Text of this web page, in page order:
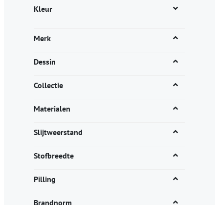
Kleur
Merk
Dessin
Collectie
Materialen
Slijtweerstand
Stofbreedte
Pilling
Brandnorm